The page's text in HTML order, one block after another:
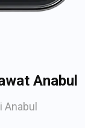
Anabul
Anabul